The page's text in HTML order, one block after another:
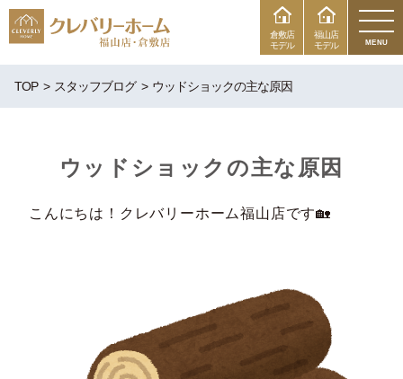
福山店
モデル
倉敷店
モデル
MENU
TOP スタッフブログ ウッドショックの主な原因
ウッドショックの主な原因
こんにちは！クレバリーホーム福山店です🏡